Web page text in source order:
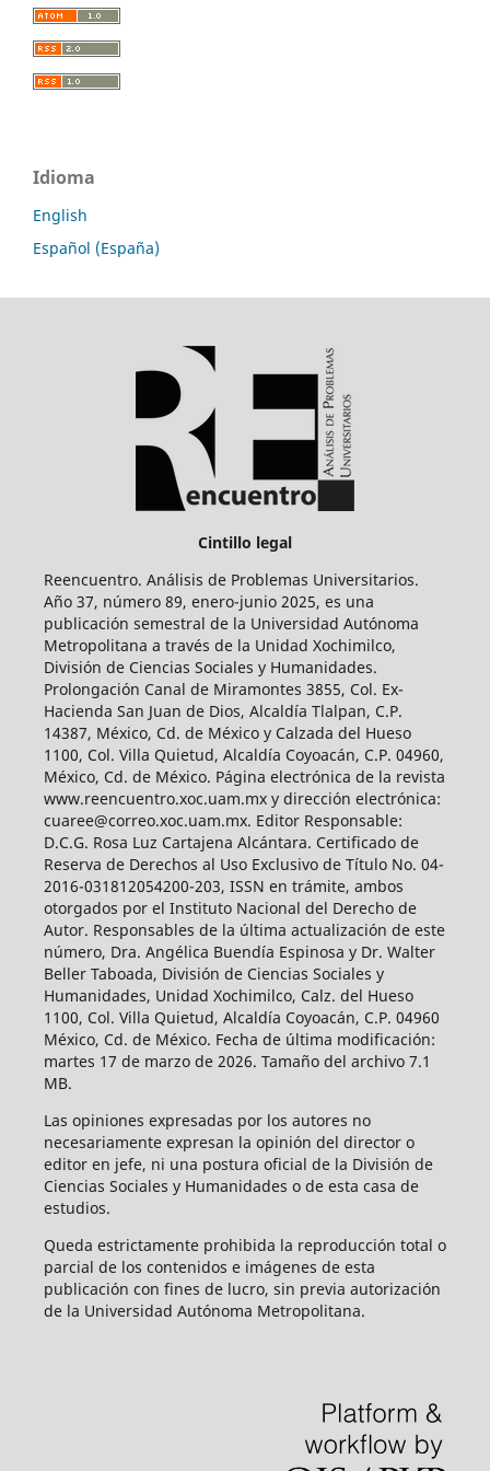
Idioma
English
Español (España)
Cintillo legal
Reencuentro. Análisis de Problemas Universitarios.
Año 37, número 89, enero-junio 2025, es una
publicación semestral de la Universidad Autónoma
Metropolitana a través de la Unidad Xochimilco,
División de Ciencias Sociales y Humanidades.
Prolongación Canal de Miramontes 3855, Col. Ex-
Hacienda San Juan de Dios, Alcaldía Tlalpan, C.P.
14387, México, Cd. de México y Calzada del Hueso
1100, Col. Villa Quietud, Alcaldía Coyoacán, C.P. 04960,
México, Cd. de México. Página electrónica de la revista
www.reencuentro.xoc.uam.mx y dirección electrónica:
cuaree@correo.xoc.uam.mx. Editor Responsable:
D.C.G. Rosa Luz Cartajena Alcántara. Certificado de
Reserva de Derechos al Uso Exclusivo de Título No. 04-
2016-031812054200-203, ISSN en trámite, ambos
otorgados por el Instituto Nacional del Derecho de
Autor. Responsables de la última actualización de este
número, Dra. Angélica Buendía Espinosa y Dr. Walter
Beller Taboada, División de Ciencias Sociales y
Humanidades, Unidad Xochimilco, Calz. del Hueso
1100, Col. Villa Quietud, Alcaldía Coyoacán, C.P. 04960
México, Cd. de México. Fecha de última modificación:
martes 17 de marzo de 2026. Tamaño del archivo 7.1
MB.
Las opiniones expresadas por los autores no
necesariamente expresan la opinión del director o
editor en jefe, ni una postura oficial de la División de
Ciencias Sociales y Humanidades o de esta casa de
estudios.
Queda estrictamente prohibida la reproducción total o
parcial de los contenidos e imágenes de esta
publicación con fines de lucro, sin previa autorización
de la Universidad Autónoma Metropolitana.